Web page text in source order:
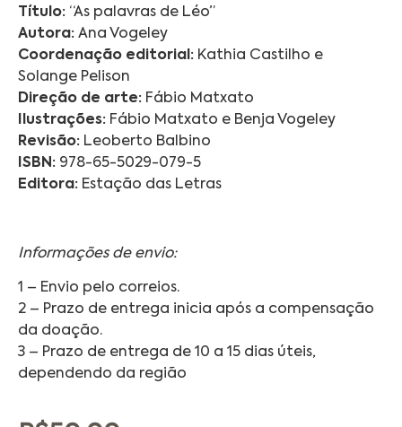
Título: “As palavras de Léo”
Autora:Ana Vogeley
Coordenação editorial: Kathia Castilho e
Solange Pelison
Direção de arte: Fábio Matxato
Ilustrações: Fábio Matxato e Benja Vogeley
Revisão: Leoberto Balbino
ISBN: 978-65-5029-079-5
Editora: Estação das Letras
Informações de envio:
1 – Envio pelo correios.
2 – Prazo de entrega inicia após a compensação
da doação.
3 – Prazo de entrega de 10 a 15 dias úteis,
dependendo da região